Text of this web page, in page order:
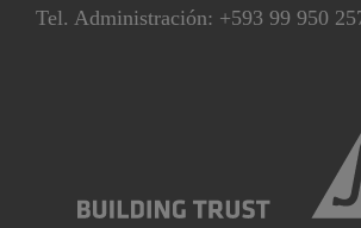
Tel. Administración: +593 99 950